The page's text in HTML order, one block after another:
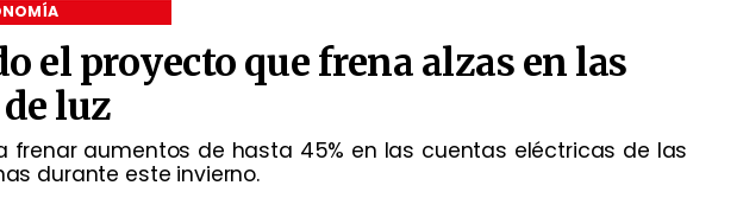
el proyecto que frena alzas en las
luz
frenar aumentos de hasta 45% en las cuentas eléctricas de las
durante este invierno.